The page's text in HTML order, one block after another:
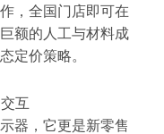
，全国门店即可在
额的人工与材料成
定价策略。
互
器，它更是新零售